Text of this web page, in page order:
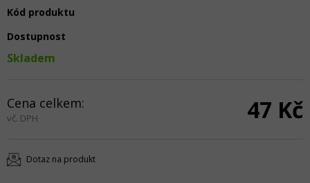
Kód produktu
Dostupnost
Skladem
Cena celkem:
vč. DPH 47 Kč
Dotaz na produkt